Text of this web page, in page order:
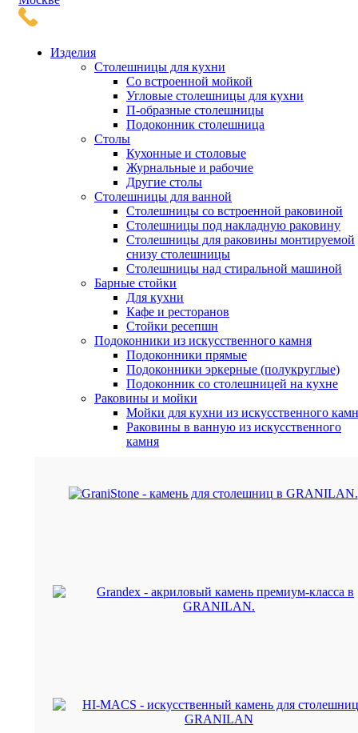
Изделия
Столешницы для кухни
Со встроенной мойкой
Угловые столешницы для кухни
П-образные столешницы
Подоконник столешница
Столы
Кухонные и столовые
Журнальные и рабочие
Другие столы
Столешницы для ванной
Столешницы со встроенной раковиной
Столешницы под накладную раковину
Столешницы для раковины монтируемой
снизу столешницы
Столешницы над стиральной машиной
Барные стойки
Для кухни
Кафе и ресторанов
Стойки ресепшн
Подоконники из искусственного камня
Подоконники прямые
Подоконники эркерные (полукруглые)
Подоконник со столешницей на кухне
Раковины и мойки
Мойки для кухни из искусственного
Раковины в ванную из искусственного
камня